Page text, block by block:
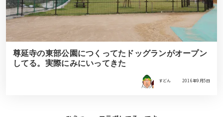
尊延寺の東部公園につくってたドッグランがオープン
してる。実際にみにいってきた
すどん 2016年9月5日